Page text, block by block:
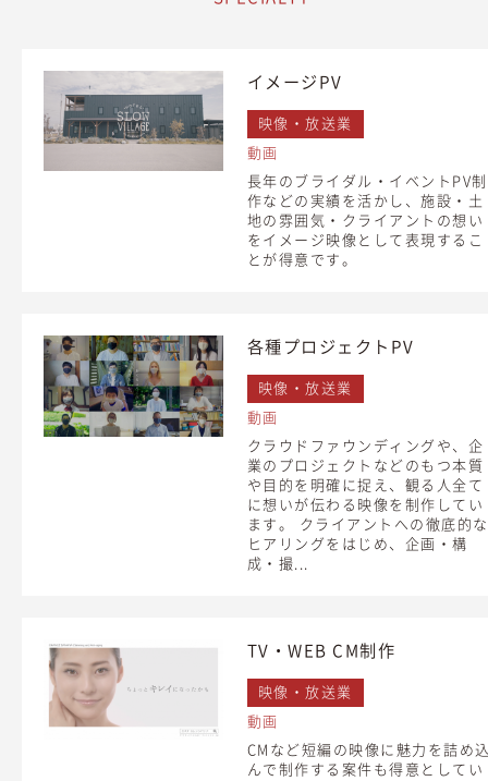
イメージPV
映像・放送業
動画
長年のブライダル・イベントPV制
作などの実績を活かし、施設・土
地の雰囲気・クライアントの想い
をイメージ映像として表現するこ
とが得意です。
各種プロジェクトPV
映像・放送業
動画
クラウドファウンディングや、企
業のプロジェクトなどのもつ本質
や目的を明確に捉え、観る人全て
に想いが伝わる映像を制作してい
ます。 クライアントへの徹底的な
ヒアリングをはじめ、企画・構
成・撮...
TV・WEB CM制作
映像・放送業
動画
CMなど短編の映像に魅力を詰め
んで制作する案件も得意としてい